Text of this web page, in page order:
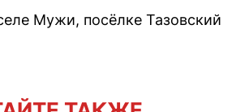
Мужи, посёлке Тазовский